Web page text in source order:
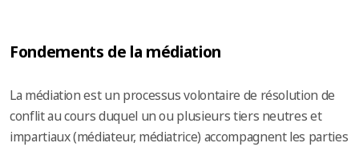
Fondements de la médiation
La médiation est un processus volontaire de résolution de
conflit au cours duquel un ou plusieurs tiers neutres et
impartiaux (médiateur, médiatrice) accompagnent les parties